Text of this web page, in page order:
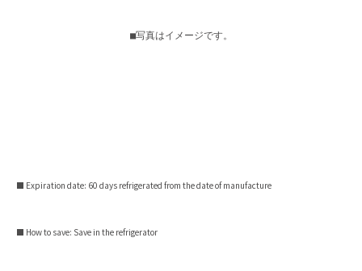
■写真はイメージです。
■ Expiration date: 60 days refrigerated from the date of manufacture
■ How to save: Save in the refrigerator